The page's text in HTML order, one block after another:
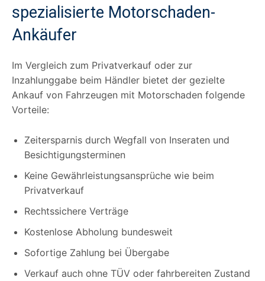
spezialisierte Motorschaden-
Ankäufer
Im Vergleich zum Privatverkauf oder zur
Inzahlunggabe beim Händler bietet der gezielte
Ankauf von Fahrzeugen mit Motorschaden folgende
Vorteile:
Zeitersparnis durch Wegfall von Inseraten und
Besichtigungsterminen
Keine Gewährleistungsansprüche wie beim
Privatverkauf
Rechtssichere Verträge
Kostenlose Abholung bundesweit
Sofortige Zahlung bei Übergabe
Verkauf auch ohne TÜV oder fahrbereiten Zustand